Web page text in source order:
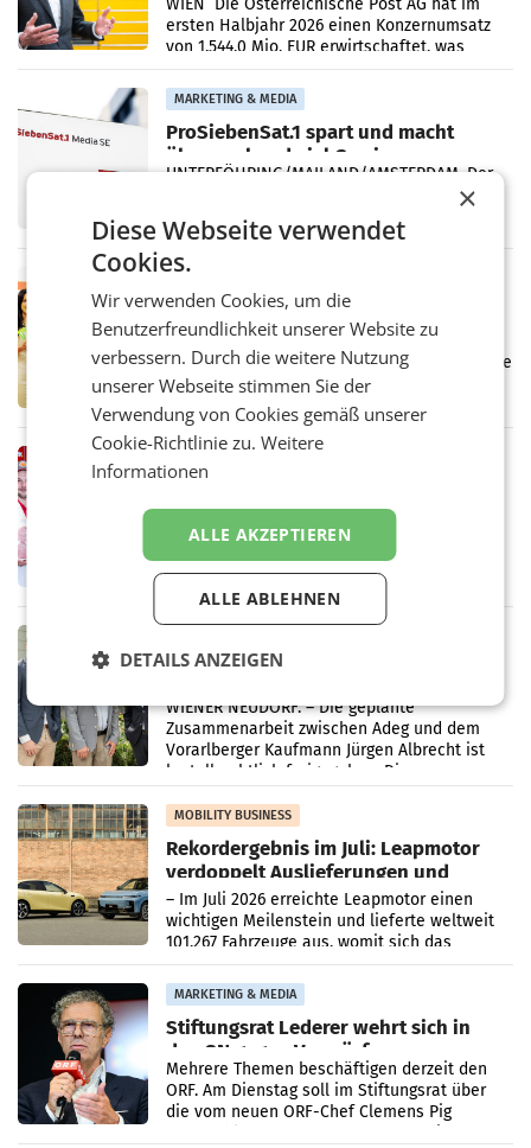
ersten Halbjahr 2026 einen Konzernumsatz
von 1.544,0 Mio. EUR erwirtschaftet, was
einem Plus von 3,8 Prozent gegenüber dem
Vergleichszeitraum
MARKETING & MEDIA
ProSiebenSat.1 spart und macht
überraschend viel Gewinn
UNTERFÖHRING/MAILAND/AMSTERDAM. Der
Frühjahr dank Kostensenkungen operativ
wieder Gewinn gemacht und die
Markterwartung deutlich übertroffen.
Eine Bühne für Zirkularität: ARA und
Müller informieren am POS über
Kreislauffähigkeit
Über den gesamten August hinweg rücken die
Altstoff Recycling Austria AG (ARA) und der
Handelskonzern Müller die Initiative
„Kreislauf-Helden“ in allen österreichischen
Müller-Filialen
Ober- und Niederösterreich
WIENER NEUDORF. – Im Rahmen einer
laufenden Modernisierungsoffensive
erneuert Penny zwei Filialen in Nieder- und
Oberösterreich. Die beiden Standorte liegen
Alles bereit für den Wechsel: Jürgen
WIENER NEUDORF. – Die geplante
Zusammenarbeit zwischen Adeg und dem
Vorarlberger Kaufmann Jürgen Albrecht ist
kartellrechtlich freigegeben: Die
Bundeswettbewerbsbehörde und der
Bundeskartellanwalt
MOBILITY BUSINESS
Rekordergebnis im Juli: Leapmotor
verdoppelt Auslieferungen und
überschreitet die 100.000er-Marke
– Im Juli 2026 erreichte Leapmotor einen
wichtigen Meilenstein und lieferte weltweit
101.267 Fahrzeuge aus, womit sich das
Ergebnis gegenüber Juli 2025 mehr als
verdoppelte (+102
MARKETING & MEDIA
Stiftungsrat Lederer wehrt sich in
den SN gegen Vorwürfe
Mehrere Themen beschäftigen derzeit den
ORF. Am Dienstag soll im Stiftungsrat über
die vom neuen ORF-Chef Clemens Pig
×
Diese Webseite verwendet
Cookies.
Wir verwenden Cookies, um die
Benutzerfreundlichkeit unserer Website zu
verbessern. Durch die weitere Nutzung
unserer Webseite stimmen Sie der
Verwendung von Cookies gemäß unserer
Cookie-Richtlinie zu.Weitere
Informationen
ALLE AKZEPTIEREN
ALLE ABLEHNEN
DETAILS ANZEIGEN